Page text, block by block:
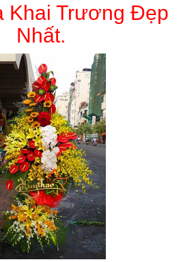
Khai Trương Đẹp
Nhất.